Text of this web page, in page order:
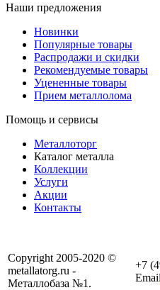
Наши предложения
Новинки
Популярные товары
Распродажи и скидки
Рекомендуемые товары
Уцененные товары
Прием металлолома
Помощь и сервисы
Металлоторг
Каталог металла
Коллекции
Услуги
Акции
Контакты
Copyright 2005-2020 ©
metallatorg.ru -
Металлобаза №1.
+7